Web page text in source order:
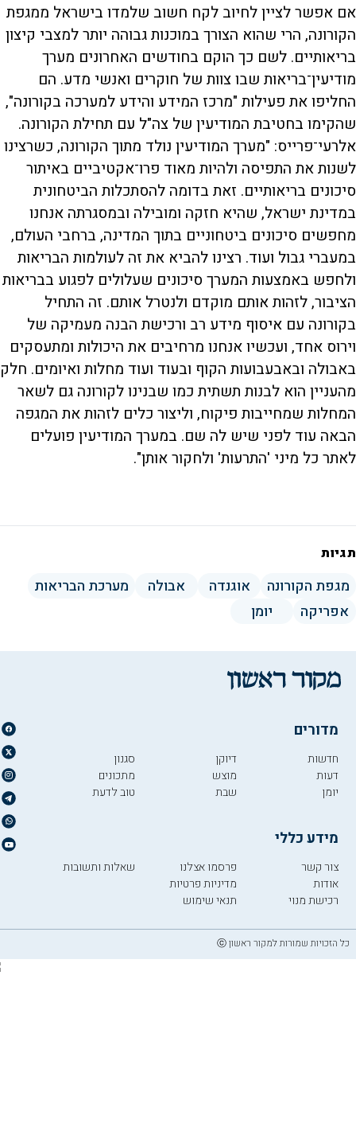
אם אפשר לציין לחיוב לקח חשוב שלמדו בישראל ממגפת
הקורונה, הרי שהוא הצורך במוכנות גבוהה יותר למצבי קיצון
בריאותיים. לשם כך הוקם בחודשים האחרונים מערך
מודיעין־בריאות שבו צוות של חוקרים ואנשי מדע. הם
החליפו את פעילות "מרכז המידע והידע למערכה בקורונה",
שהקימו בחטיבת המודיעין של צה"ל עם תחילת הקורונה.
אלרעי־פרייס: "מערך המודיעין נולד מתוך הקורונה, כשרצינו
לשנות את התפיסה ולהיות מאוד פרו־אקטיביים באיתור
סיכונים בריאותיים. זאת בדומה להסתכלות הביטחונית
במדינת ישראל, שהיא חזקה ומובילה ובמסגרתה אנחנו
מחפשים סיכונים ביטחוניים בתוך המדינה, ברחבי העולם,
במעברי גבול ועוד. רצינו להביא את זה לעולמות הבריאות
ולחפש באמצעות המערך סיכונים שעלולים לפגוע בבריאות
הציבור, לזהות אותם מוקדם ולנטרל אותם. זה התחיל
בקורונה עם איסוף מידע רב ורכישת הבנה מעמיקה של
וירוס אחד, ועכשיו אנחנו מרחיבים את היכולות ומתעסקים
באבולה ובאבעבועות הקוף ובעוד ועוד מחלות ואיומים. חלק
מהעניין הוא לבנות תשתית כמו שבנינו לקורונה גם לשאר
המחלות שמחייבות פיקוח, וליצור כלים לזהות את המגפה
הבאה עוד לפני שיש לה שם. במערך המודיעין פועלים
לאתר כל מיני 'התרעות' ולחקור אותן".
תגיות
מגפת הקורונה אוגנדה אבולה
מערכת הבריאות
אפריקה
יומן
מדורים
חדשות
דעות
יומן
דיוקן
מוצש
שבת
סגנון
מתכונים
טוב לדעת
מידע כללי
צור קשר
אודות
רכישת מנוי
פרסמו אצלנו
מדיניות פרטיות
תנאי שימוש
שאלות ותשובות
כל הזכויות שמורות למקור ראשון ⓒ